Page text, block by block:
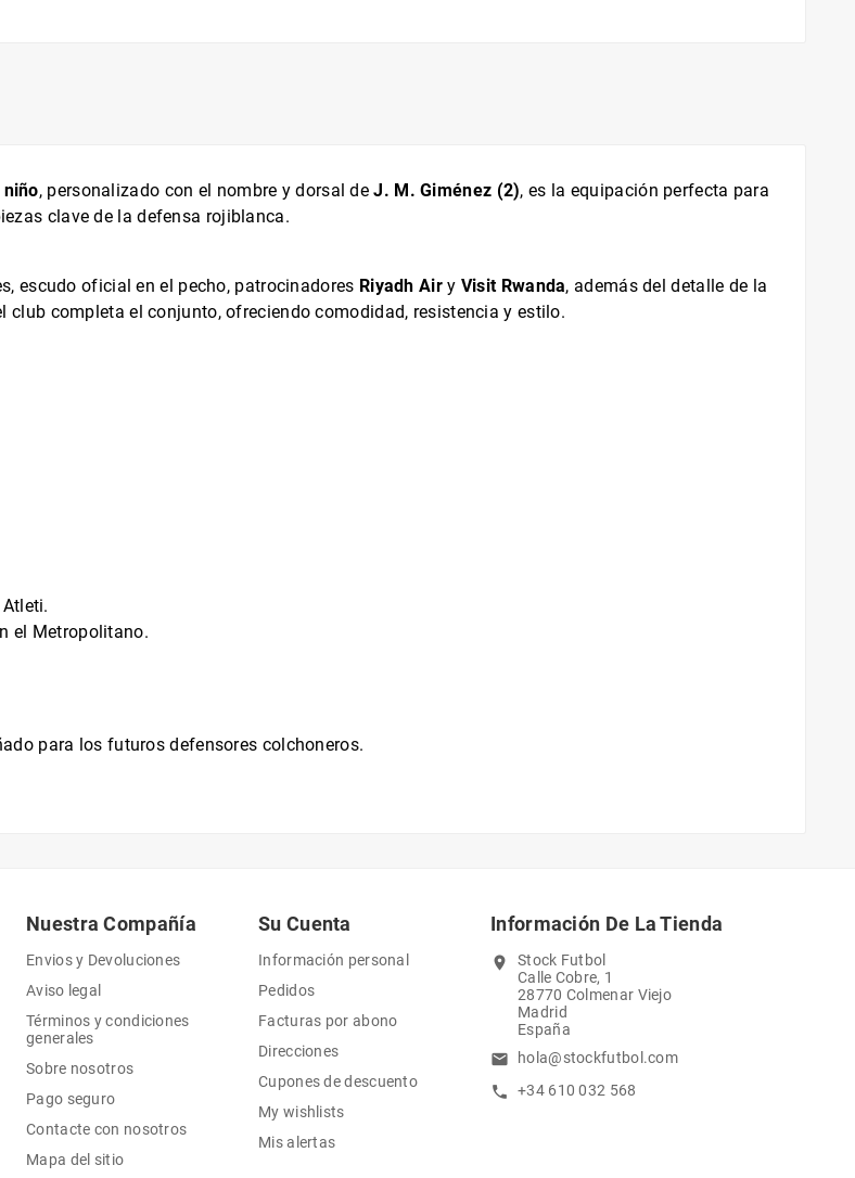
, personalizado con el nombre y dorsal deJ. M. Giménez (2), es la equipación perfecta para
clave de la defensa rojiblanca.
escudo oficial en el pecho, patrocinadores Riyadh Airy Visit Rwanda, además del detalle de la
club completa el conjunto, ofreciendo comodidad, resistencia y estilo.
el Metropolitano.
para los futuros defensores colchoneros.
Nuestra Compañía
Envios y Devoluciones
Aviso legal
Términos y condiciones
generales
Sobre nosotros
Pago seguro
Contacte con nosotros
Mapa del sitio
Su Cuenta
Información personal
Pedidos
Facturas por abono
Direcciones
Cupones de descuento
My wishlists
Mis alertas
Información De La Tienda
location_on
Stock Futbol
Calle Cobre, 1
28770 Colmenar Viejo
Madrid
España
email hola@stockfutbol.com
call +34 610 032 568